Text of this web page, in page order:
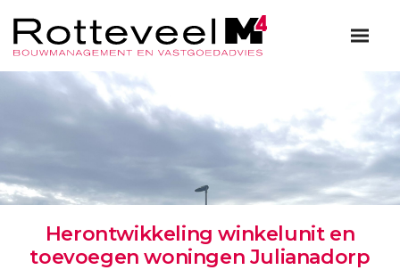
Herontwikkeling winkelunit en
toevoegen woningen Julianadorp